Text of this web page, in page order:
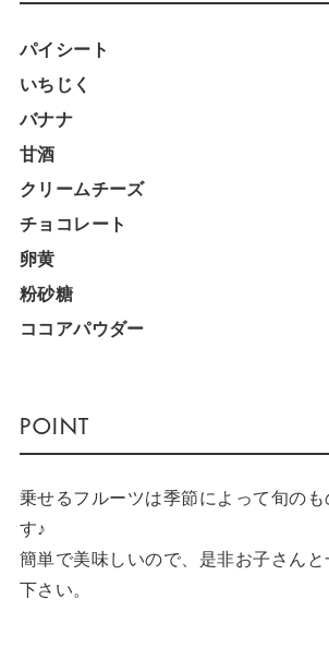
パイシート
いちじく
バナナ
甘酒
クリームチーズ
チョコレート
卵黄
粉砂糖
ココアパウダー
乗せるフルーツは季節によって旬の
す♪
簡単で美味しいので、是非お子さん
下さい。